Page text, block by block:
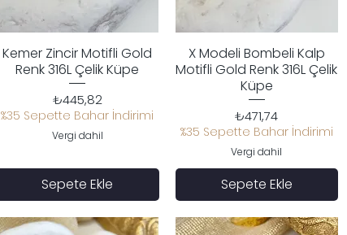
Hızlı Bakış
Kemer Zincir Motifli Gold
Renk 316L Çelik Küpe
Fiyat
₺445,82
%35 Sepette Bahar İndirimi
Vergi dahil
Sepete Ekle
Hızlı Bakış
X Modeli Bombeli Kalp
Motifli Gold Renk 316L Çelik
Küpe
Fiyat
₺471,74
%35 Sepette Bahar İndirimi
Vergi dahil
Sepete Ekle